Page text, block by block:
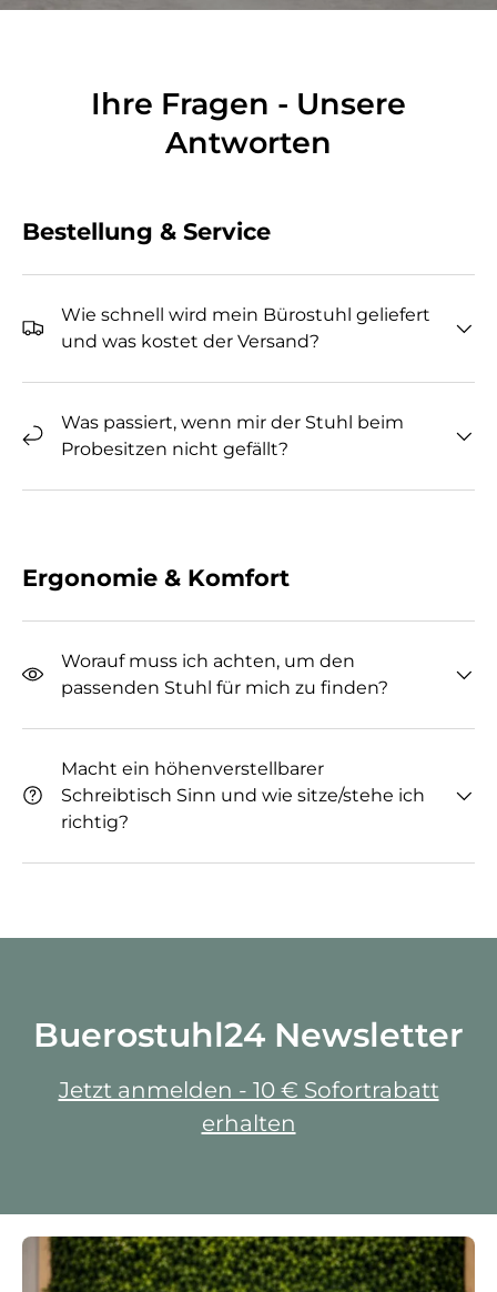
Ihre Fragen - Unsere
Antworten
Bestellung & Service
Wie schnell wird mein Bürostuhl geliefert
und was kostet der Versand?
Was passiert, wenn mir der Stuhl beim
Probesitzen nicht gefällt?
Ergonomie & Komfort
Worauf muss ich achten, um den
passenden Stuhl für mich zu finden?
Macht ein höhenverstellbarer
Schreibtisch Sinn und wie sitze/stehe ich
richtig?
Buerostuhl24 Newsletter
Jetzt anmelden - 10 € Sofortrabatt
erhalten